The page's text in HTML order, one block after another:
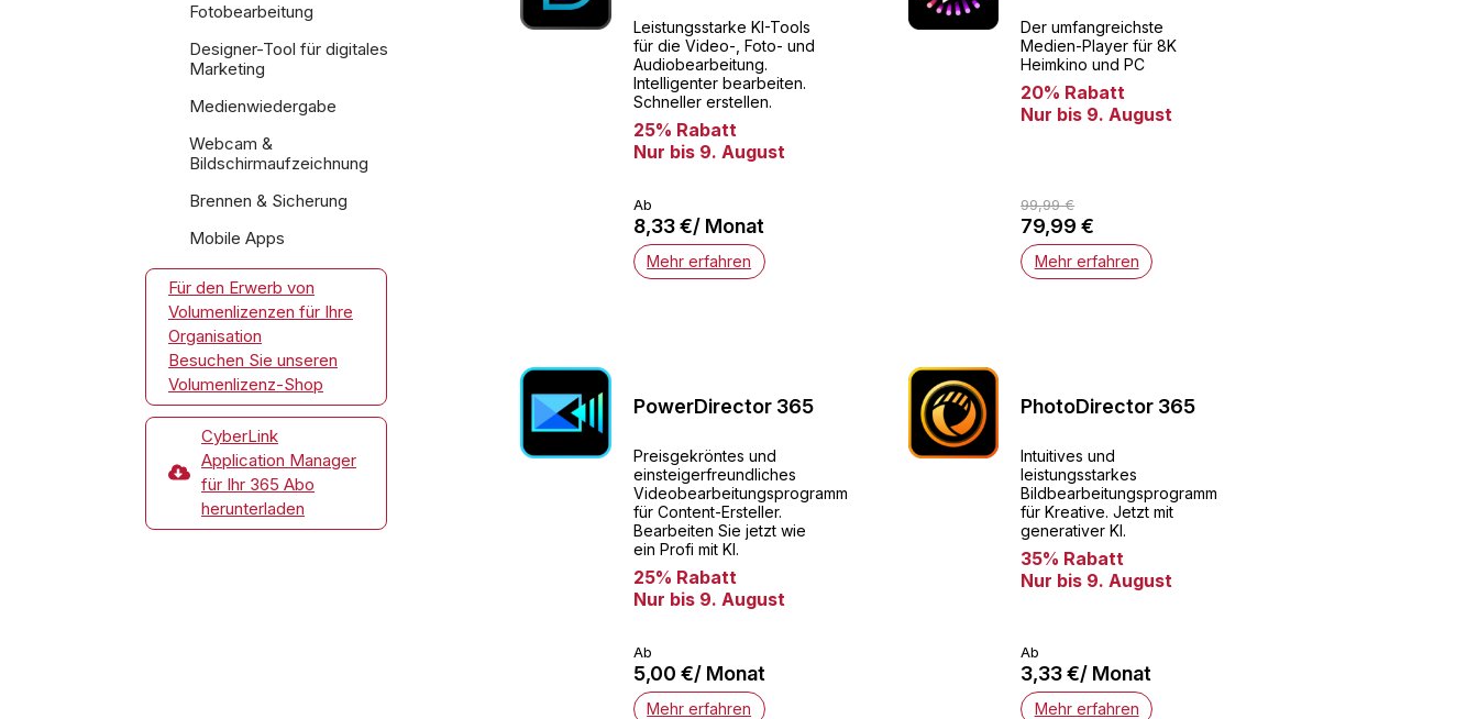
Fotobearbeitung
Designer-Tool für digitales
Marketing
Medienwiedergabe
Webcam &
Bildschirmaufzeichnung
Brennen & Sicherung
Mobile Apps
Für den Erwerb von
Volumenlizenzen für Ihre
Organisation
Besuchen Sie unseren
Volumenlizenz-Shop
CyberLink
Application Manager
für Ihr 365 Abo
herunterladen
Leistungsstarke KI-Tools
für die Video-, Foto- und
Audiobearbeitung.
Intelligenter bearbeiten.
Schneller erstellen.
25% Rabatt
Nur bis 9. August
Ab
8,33 €/ Monat
Mehr erfahren
Der umfangreichste
Medien-Player für 8K
Heimkino und PC
20% Rabatt
Nur bis 9. August
99,99 €
79,99 €
Mehr erfahren
PowerDirector 365
Preisgekröntes und
einsteigerfreundliches
Videobearbeitungsprogramm
für Content-Ersteller.
Bearbeiten Sie jetzt wie
ein Profi mit KI.
25% Rabatt
Nur bis 9. August
Ab
5,00 €/ Monat
Mehr erfahren
PhotoDirector 365
Intuitives und
leistungsstarkes
Bildbearbeitungsprogramm
für Kreative. Jetzt mit
generativer KI.
35% Rabatt
Nur bis 9. August
Ab
3,33 €/ Monat
Mehr erfahren